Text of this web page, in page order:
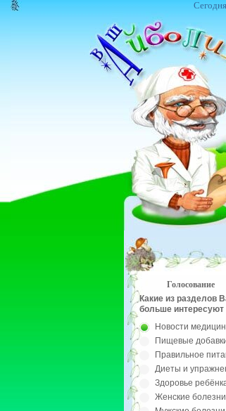
Голосование
Какие из разделов
больше интересуют
Новости
Пищевые
Правильное
Диеты и
Здоровье
Женские болезни